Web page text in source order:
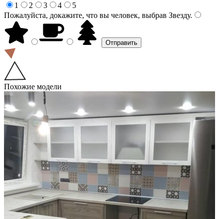
1
2 3 4
5
Пожалуйста, докажите, что вы человек, выбрав Звезду.
Похожие модели